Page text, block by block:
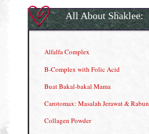
All About Shaklee:
Alfalfa Complex
B-Complex with Folic Acid
Buat Bakal-bakal Mama
Carotomax: Masalah Jerawat & Rabun
Collagen Powder